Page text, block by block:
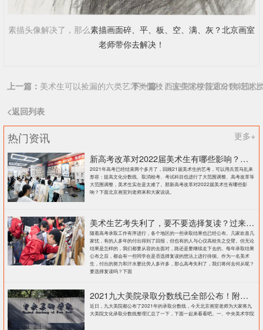
素描头像解决了，那么素描画面碎、平、板、空、满、灰？北京画室
老师带你去解决！
上一篇： 美术生可以捡漏的六类艺术类院校！这些院校普通分数就能
下一篇：西安美术学院2021年艺术
<返回列表
热门资讯
更多+
新高考改革对2022届美术生有哪些影响？北京画室刘老师来和大家说说
2021年高考已经结束两个多月了，回顾21届美术生的艺考，可以用兵荒马乱来
形容：提高文化分数线、取消校考、考试科目也进行了大范围调整、高考改革等
大范围调整，美术生实在是太难了。那新高考改革对2022届美术生有哪些影
响？下面北京画室刘老师来和大家说说。
美术生艺考失利了，要不要选择复读？过来人提出这几点建议
随着高考录取工作有序进行，各个地区的一些录取结果也已经公布。几家欢喜几
家忧，有的人多年的付出得到了回报，但也有的人与心仪高校失之交臂。但无论
结果是怎样的，我们都要从容的去面对，路还是要继续走下去的。每年录取结果
公布之后，都会有一些同学在是否选择复读的想法上进行徘徊。作为一名美术
生，付出的努力和汗水要比旁人多许多，那么高考失利了，我们将何去何从呢？
要选择复读吗？下面
2021九大美院录取分数线已全部公布！附各大院校录取分数线汇总！
近日，九大美院都公布了2021年的录取分数线，今天北京画室老师为大家将九
大美院文化录取分数线整理汇总了一下，下面一起来看看吧。一、中央美术学院